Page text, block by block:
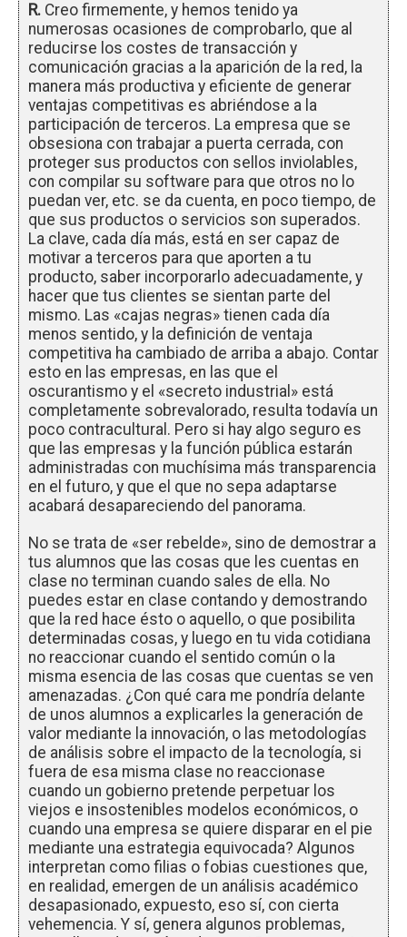
R. Creo firmemente, y hemos tenido ya
numerosas ocasiones de comprobarlo, que al
reducirse los costes de transacción y
comunicación gracias a la aparición de la red, la
manera más productiva y eficiente de generar
ventajas competitivas es abriéndose a la
participación de terceros. La empresa que se
obsesiona con trabajar a puerta cerrada, con
proteger sus productos con sellos inviolables,
con compilar su software para que otros no lo
puedan ver, etc. se da cuenta, en poco tiempo, de
que sus productos o servicios son superados.
La clave, cada día más, está en ser capaz de
motivar a terceros para que aporten a tu
producto, saber incorporarlo adecuadamente, y
hacer que tus clientes se sientan parte del
mismo. Las «cajas negras» tienen cada día
menos sentido, y la definición de ventaja
competitiva ha cambiado de arriba a abajo. Contar
esto en las empresas, en las que el
oscurantismo y el «secreto industrial» está
completamente sobrevalorado, resulta todavía un
poco contracultural. Pero si hay algo seguro es
que las empresas y la función pública estarán
administradas con muchísima más transparencia
en el futuro, y que el que no sepa adaptarse
acabará desapareciendo del panorama.
No se trata de «ser rebelde», sino de demostrar a
tus alumnos que las cosas que les cuentas en
clase no terminan cuando sales de ella. No
puedes estar en clase contando y demostrando
que la red hace ésto o aquello, o que posibilita
determinadas cosas, y luego en tu vida cotidiana
no reaccionar cuando el sentido común o la
misma esencia de las cosas que cuentas se ven
amenazadas. ¿Con qué cara me pondría delante
de unos alumnos a explicarles la generación de
valor mediante la innovación, o las metodologías
de análisis sobre el impacto de la tecnología, si
fuera de esa misma clase no reaccionase
cuando un gobierno pretende perpetuar los
viejos e insostenibles modelos económicos, o
cuando una empresa se quiere disparar en el pie
mediante una estrategia equivocada? Algunos
interpretan como filias o fobias cuestiones que,
en realidad, emergen de un análisis académico
desapasionado, expuesto, eso sí, con cierta
vehemencia. Y sí, genera algunos problemas,